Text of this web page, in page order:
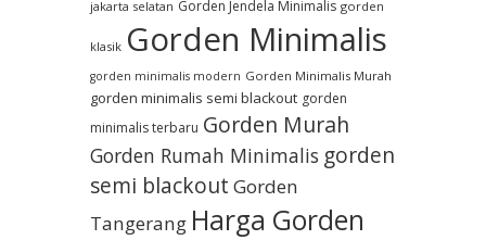
jakarta selatan Gorden Jendela Minimalis gorden
klasik Gorden Minimalis
gorden minimalis modern Gorden Minimalis Murah
gorden minimalis semi blackout gorden
minimalis terbaru Gorden Murah
Gorden Rumah Minimalis gorden
semi blackout Gorden
Tangerang Harga Gorden